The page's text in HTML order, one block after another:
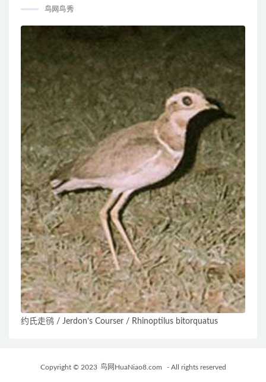
鸟网鸟秀
约氏走鸻 / Jerdon’s Courser / Rhinoptilus bitorquatus
Copyright © 2023 鸟网HuaNiao8.com - All rights reserved